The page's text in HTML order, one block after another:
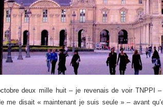
deux mille huit – je revenais de voir TNPPI
me disait « maintenant je suis seule » – avant